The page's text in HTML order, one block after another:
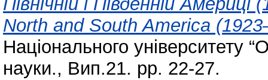
North and South America
Національного університету
науки., Вип.21. pp. 22-27.